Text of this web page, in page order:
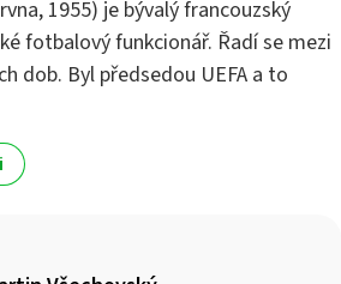
1955) je bývalý francouzský
fotbalový funkcionář. Řadí se mezi
dob. Byl předsedou UEFA a to